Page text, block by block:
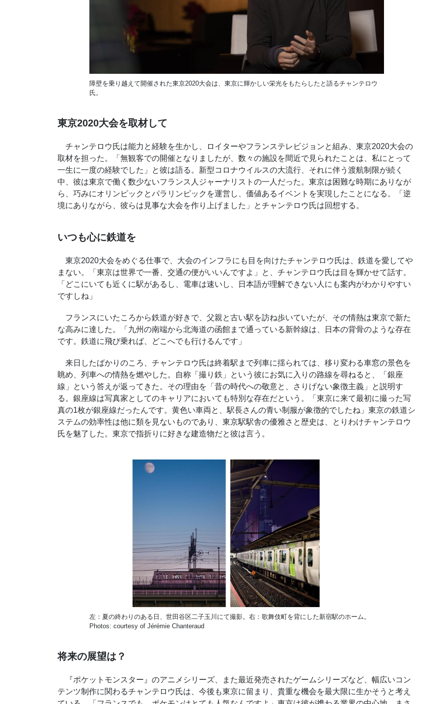
障壁を乗り越えて開催された東京2020大会は、東京に輝かしい栄光をもたらしたと語るチャンテロウ
氏。
東京2020大会を取材して
チャンテロウ氏は能力と経験を生かし、ロイターやフランステレビジョンと組み、東京2020大会の
取材を担った。「無観客での開催となりましたが、数々の施設を間近で見られたことは、私にとって
一生に一度の経験でした」と彼は語る。新型コロナウイルスの大流行、それに伴う渡航制限が続く
中、彼は東京で働く数少ないフランス人ジャーナリストの一人だった。東京は困難な時期にありなが
ら、巧みにオリンピックとパラリンピックを運営し、価値あるイベントを実現したことになる。「逆
境にありながら、彼らは見事な大会を作り上げました」とチャンテロウ氏は回想する。
いつも心に鉄道を
東京2020大会をめぐる仕事で、大会のインフラにも目を向けたチャンテロウ氏は、鉄道を愛してや
まない。「東京は世界で一番、交通の便がいいんですよ」と、チャンテロウ氏は目を輝かせて話す。
「どこにいても近くに駅があるし、電車は速いし、日本語が理解できない人にも案内がわかりやすい
ですしね」
フランスにいたころから鉄道が好きで、父親と古い駅を訪ね歩いていたが、その情熱は東京で新た
な高みに達した。「九州の南端から北海道の函館まで通っている新幹線は、日本の背骨のような存在
です。鉄道に飛び乗れば、どこへでも行けるんです」
来日したばかりのころ、チャンテロウ氏は終着駅まで列車に揺られては、移り変わる車窓の景色を
眺め、列車への情熱を燃やした。自称「撮り鉄」という彼にお気に入りの路線を尋ねると、「銀座
線」という答えが返ってきた。その理由を「昔の時代への敬意と、さりげない象徴主義」と説明す
る。銀座線は写真家としてのキャリアにおいても特別な存在だという。「東京に来て最初に撮った写
真の1枚が銀座線だったんです。黄色い車両と、駅長さんの青い制服が象徴的でしたね」東京の鉄道シ
ステムの効率性は他に類を見ないものであり、東京駅駅舎の優雅さと歴史は、とりわけチャンテロウ
氏を魅了した。東京で指折りに好きな建造物だと彼は言う。
左：夏の終わりのある日、世田谷区二子玉川にて撮影。右：歌舞伎町を背にした新宿駅のホーム。
Photos: courtesy of Jérémie Chanteraud
将来の展望は？
『ポケットモンスター』のアニメシリーズ、また最近発売されたゲームシリーズなど、幅広いコン
テンツ制作に関わるチャンテロウ氏は、今後も東京に留まり、貴重な機会を最大限に生かそうと考え